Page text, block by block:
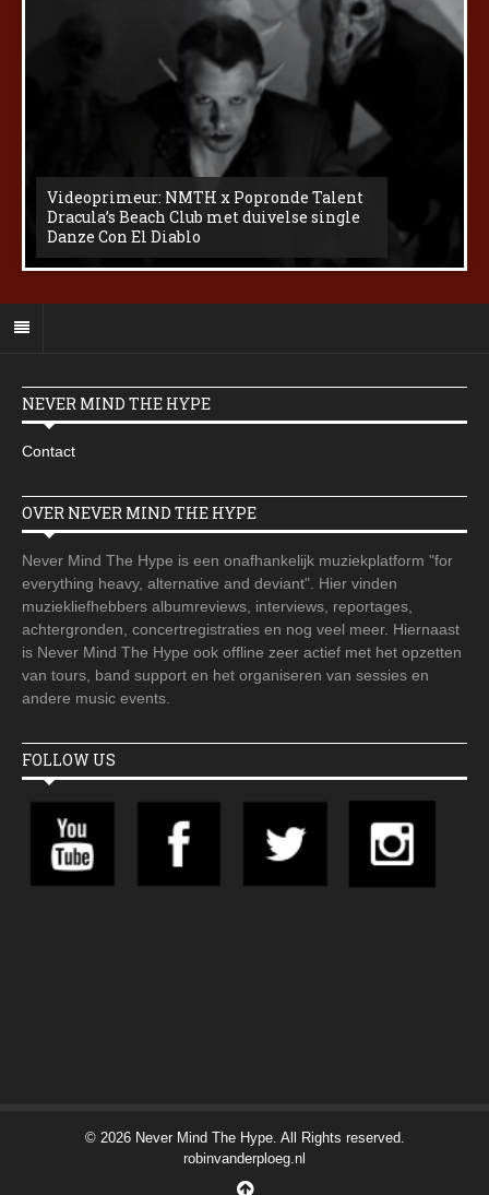
Videoprimeur: NMTH x Popronde Talent
Dracula’s Beach Club met duivelse single
Danze Con El Diablo
NEVER MIND THE HYPE
Contact
OVER NEVER MIND THE HYPE
Never Mind The Hype is een onafhankelijk muziekplatform "for
everything heavy, alternative and deviant". Hier vinden
muziekliefhebbers albumreviews, interviews, reportages,
achtergronden, concertregistraties en nog veel meer. Hiernaast
is Never Mind The Hype ook offline zeer actief met het opzetten
van tours, band support en het organiseren van sessies en
andere music events.
FOLLOW US
© 2026 Never Mind The Hype. All Rights reserved.
robinvanderploeg.nl